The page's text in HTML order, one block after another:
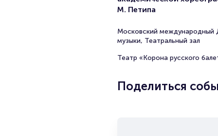
М. Петипа
Московский международный
музыки, Театральный зал
Театр «Корона русского
Поделиться